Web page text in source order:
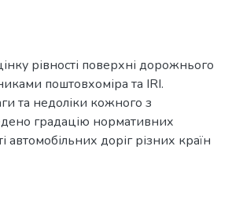
рівності поверхні дорожнього
поштовхоміра та IRI.
та недоліки кожного з
градацію нормативних
автомобільних доріг різних країн